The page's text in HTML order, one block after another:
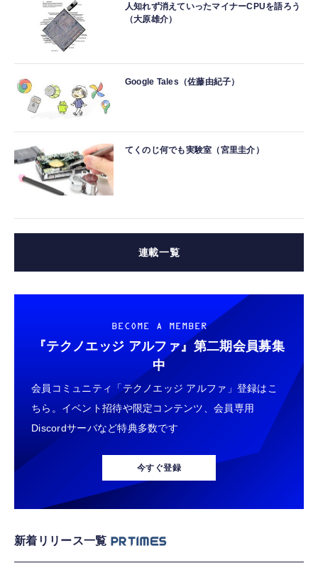
人知れず消えていったマイナーCPUを語ろう
（大原雄介）
Google Tales（佐藤由紀子）
てくのじ何でも実験室（宮里圭介）
連載一覧
BECOME A MEMBER
『テクノエッジ アルファ』 第二期会員募集
中
会員コミュニティ「テクノエッジ アルファ」登録はこ
ちら。イベント招待や限定コンテンツ、会員専用
Discordサーバなど特典多数です
今すぐ登録
新着リリース一覧